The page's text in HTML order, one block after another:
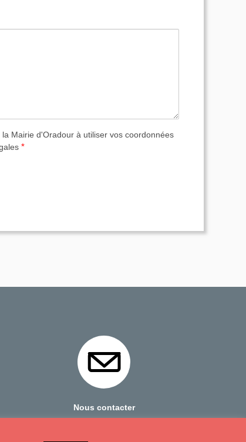
Mairie d'Oradour à utiliser vos coordonnées
*
Nous contacter